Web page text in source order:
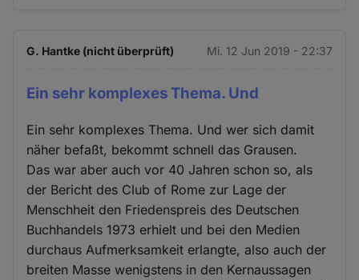
G. Hantke (nicht überprüft) Mi. 12 Jun 2019 - 22:37
Ein sehr komplexes Thema. Und
Ein sehr komplexes Thema. Und wer sich damit
näher befaßt, bekommt schnell das Grausen.
Das war aber auch vor 40 Jahren schon so, als
der Bericht des Club of Rome zur Lage der
Menschheit den Friedenspreis des Deutschen
Buchhandels 1973 erhielt und bei den Medien
durchaus Aufmerksamkeit erlangte, also auch der
breiten Masse wenigstens in den Kernaussagen